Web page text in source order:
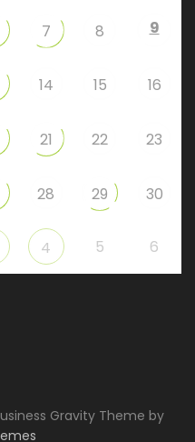
7 8 9
14 15 16
21 22 23
28 29 30
4 5 6
Gravity Theme by